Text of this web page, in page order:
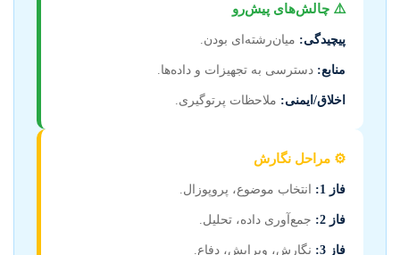
⚠️ چالش‌های پیش‌رو
پیچیدگی: میان‌رشته‌ای بودن.
منابع: دسترسی به تجهیزات و داده‌ها.
اخلاق/ایمنی: ملاحظات پرتوگیری.
⚙️ مراحل نگارش
فاز 1: انتخاب موضوع، پروپوزال.
فاز 2: جمع‌آوری داده، تحلیل.
فاز 3: نگارش، ویرایش، دفاع.